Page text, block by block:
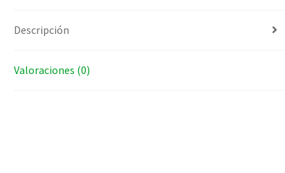
Descripción
Valoraciones (0)